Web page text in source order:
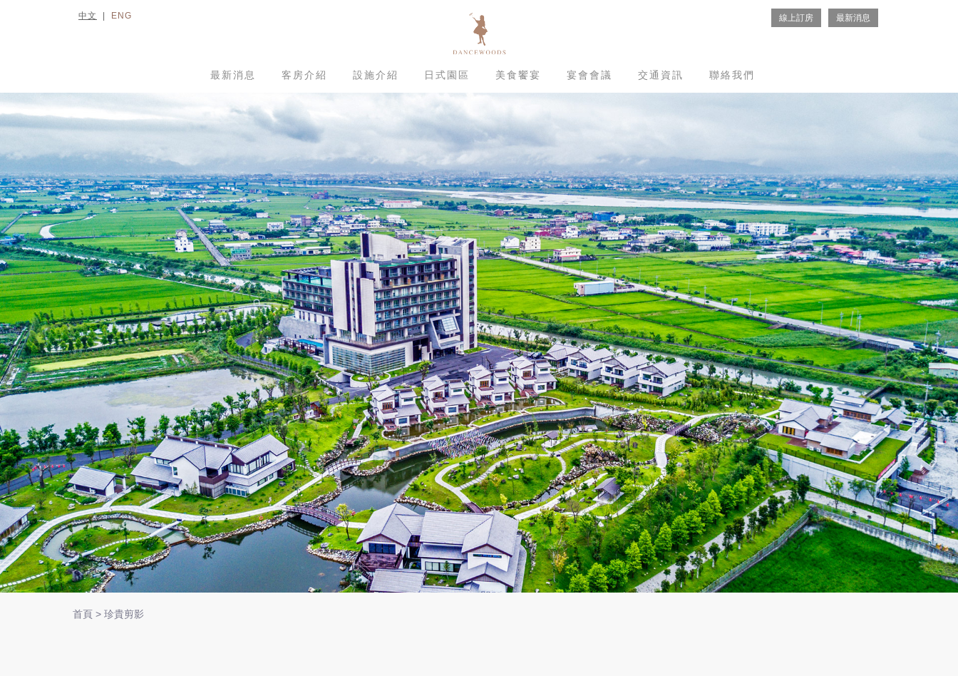
中文 ENG 線上訂房 最新消息
最新消息 客房介紹 設施介紹 日式園區 美食饗宴 宴會會議 交通資訊 聯絡我們
首頁 > 珍貴剪影